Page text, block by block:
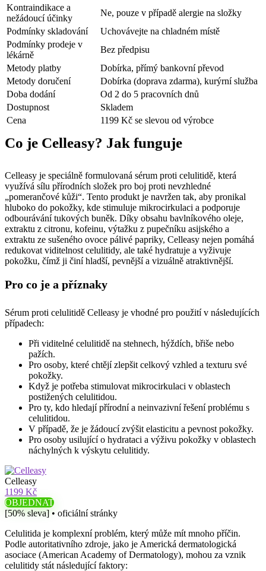
Kontraindikace a
nežádoucí účinky
Ne, pouze v případě alergie na složky
Podmínky skladování
Uchovávejte na chladném místě
Podmínky prodeje v
lékárně
Bez předpisu
Metody platby
Dobírka, přímý bankovní převod
Metody doručení
Dobírka (doprava zdarma), kurýrní služba
Doba dodání
Od 2 do 5 pracovních dnů
Dostupnost
Skladem
Cena
1199 Kč se slevou od výrobce
Co je Celleasy? Jak funguje
Celleasy je speciálně formulovaná sérum proti celulitidě, která
využívá sílu přírodních složek pro boj proti nevzhledné
„pomerančové kůži“. Tento produkt je navržen tak, aby pronikal
hluboko do pokožky, kde stimuluje mikrocirkulaci a podporuje
odbourávání tukových buněk. Díky obsahu bavlníkového oleje,
extraktu z citronu, kofeinu, výtažku z pupečníku asijského a
extraktu ze sušeného ovoce pálivé papriky, Celleasy nejen pomáhá
redukovat viditelnost celulitidy, ale také hydratuje a vyživuje
pokožku, čímž ji činí hladší, pevnější a vizuálně atraktivnější.
Pro co je a příznaky
Sérum proti celulitidě Celleasy je vhodné pro použití v následujících
případech:
Při viditelné celulitidě na stehnech, hýždích, břiše nebo
pažích.
Pro osoby, které chtějí zlepšit celkový vzhled a texturu své
pokožky.
Když je potřeba stimulovat mikrocirkulaci v oblastech
postižených celulitidou.
Pro ty, kdo hledají přírodní a neinvazivní řešení problému s
celulitidou.
V případě, že je žádoucí zvýšit elasticitu a pevnost pokožky.
Pro osoby usilující o hydrataci a výživu pokožky v oblastech
náchylných k výskytu celulitidy.
Celleasy
1199 Kč
OBJEDNAT
[50% sleva] • oficiální stránky
Celulitida je komplexní problém, který může mít mnoho příčin.
Podle autoritativního zdroje, jako je Americká dermatologická
asociace (American Academy of Dermatology), mohou za vznik
celulitidy stát následující faktory: